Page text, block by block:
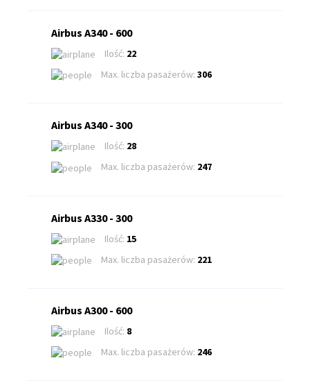
Airbus A340 - 600
Ilość: 22
Max. liczba pasażerów: 306
Airbus A340 - 300
Ilość: 28
Max. liczba pasażerów: 247
Airbus A330 - 300
Ilość: 15
Max. liczba pasażerów: 221
Airbus A300 - 600
Ilość: 8
Max. liczba pasażerów: 246